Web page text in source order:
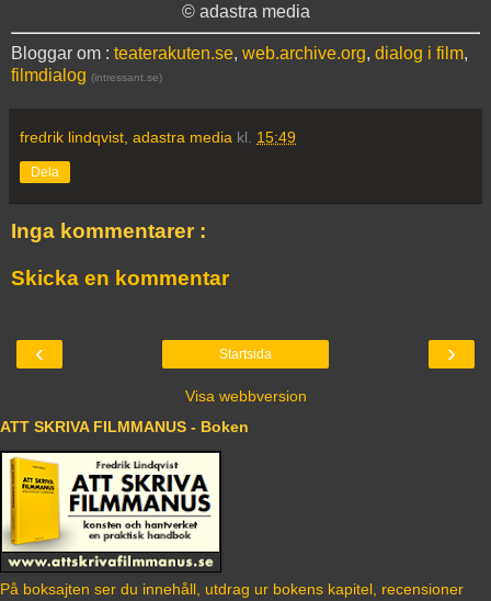
© adastra media
Bloggar om : teaterakuten.se, web.archive.org, dialog i film,
filmdialog (intressant.se)
fredrik lindqvist, adastra media kl. 15:49
Dela
Inga kommentarer :
Skicka en kommentar
‹ ›
Startsida
Visa webbversion
ATT SKRIVA FILMMANUS - Boken
På boksajten ser du innehåll, utdrag ur bokens kapitel, recensioner